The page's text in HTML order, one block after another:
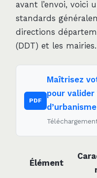
avant l’envoi, voici
standards
directions
(DDT) et les mairies.
PDF
Maîtrisez
pour
d’urbanisme
Élément